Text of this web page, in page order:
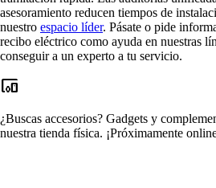
asesoramiento reducen tiempos de
nuestro espacio líder. Pásate o pide
recibo eléctrico como ayuda en nuestras
conseguir a un experto a tu servicio.
devices_other
¿Buscas accesorios? Gadgets y
nuestra tienda física. ¡Próximamente